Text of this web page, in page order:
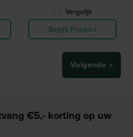
Vergelijk
Bekijk Product
Volgende »
€5,- korting op uw